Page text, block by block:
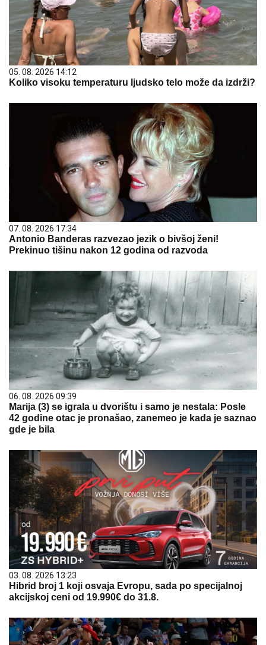
05. 08. 2026 14:12
Koliko visoku temperaturu ljudsko telo može da izdrži?
07. 08. 2026 17:34
Antonio Banderas razvezao jezik o bivšoj ženi!
Prekinuo tišinu nakon 12 godina od razvoda
06. 08. 2026 09:39
Marija (3) se igrala u dvorištu i samo je nestala: Posle
42 godine otac je pronašao, zanemeo je kada je saznao
gde je bila
03. 08. 2026 13:23
Hibrid broj 1 koji osvaja Evropu, sada po specijalnoj
akcijskoj ceni od 19.990€ do 31.8.